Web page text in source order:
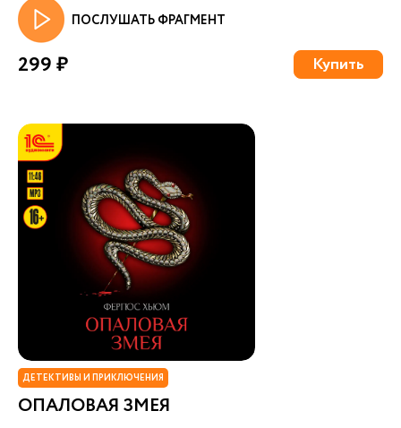
ПОСЛУШАТЬ ФРАГМЕНТ
299 ₽ Купить
ДЕТЕКТИВЫ И ПРИКЛЮЧЕНИЯ
ОПАЛОВАЯ ЗМЕЯ